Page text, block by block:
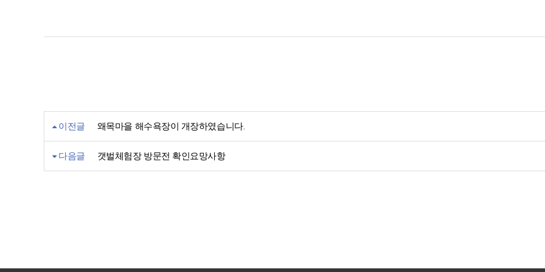
이전글 왜목마을 해수욕장이 개장하였습니다.
다음글 갯벌체험장 방문전 확인요망사항